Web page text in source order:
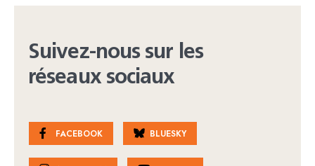
Suivez-nous sur les
réseaux sociaux
FACEBOOK BLUESKY